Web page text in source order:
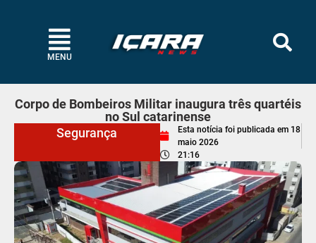
MENU
Corpo de Bombeiros Militar inaugura três quartéis
no Sul catarinense
Segurança
Esta notícia foi publicada em 18
maio 2026
21:16